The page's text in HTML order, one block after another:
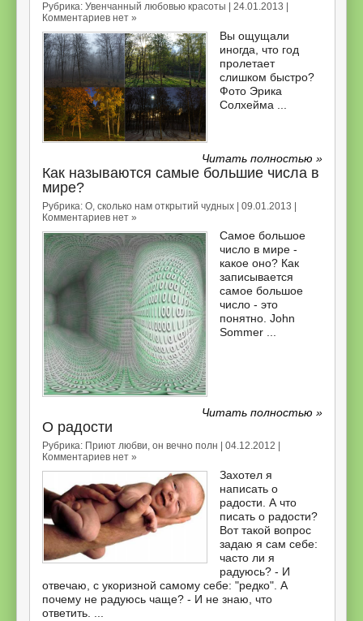
Рубрика: Увенчанный любовью красоты | 24.01.2013 |
Комментариев нет »
Вы ощущали
иногда, что год
пролетает
слишком быстро?
Фото Эрика
Солхейма ...
Читать полностью »
Как называются самые большие числа в
мире?
Рубрика: О, сколько нам открытий чудных | 09.01.2013 |
Комментариев нет »
Самое большое
число в мире -
какое оно? Как
записывается
самое большое
число - это
понятно. John
Sommer ...
Читать полностью »
О радости
Рубрика: Приют любви, он вечно полн | 04.12.2012 |
Комментариев нет »
Захотел я
написать о
радости. А что
писать о радости?
Вот такой вопрос
задаю я сам себе:
часто ли я
радуюсь? - И
отвечаю, с укоризной самому себе: "редко". А
почему не радуюсь чаще? - И не знаю, что
ответить. ...